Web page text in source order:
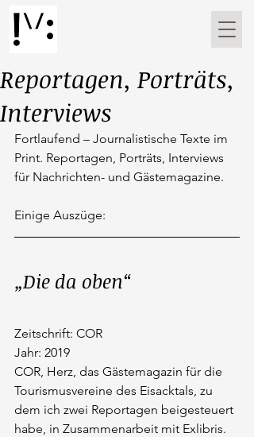
Reportagen, Porträts,
Interviews
Fortlaufend – Journalistische Texte im
Print. Reportagen, Porträts, Interviews
für Nachrichten- und Gästemagazine.
Einige Auszüge:
„Die da oben“
Zeitschrift: COR
Jahr: 2019
COR, Herz, das Gästemagazin für die
Tourismusvereine des Eisacktals, zu
dem ich zwei Reportagen beigesteuert
habe, in Zusammenarbeit mit Exlibris.